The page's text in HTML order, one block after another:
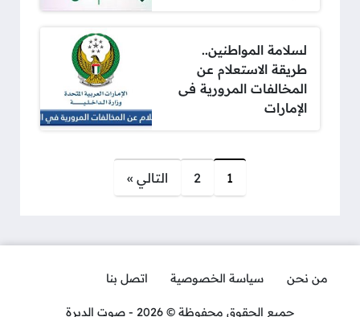
لسلامة المواطنين..
طريقة الاستعلام عن
المخالفات المرورية فى
الإمارات
1
2 التالي »
من نحن سياسة الخصوصية اتصل بنا
جميع الحقوق محفوظة © 2026 - صوت الديرة